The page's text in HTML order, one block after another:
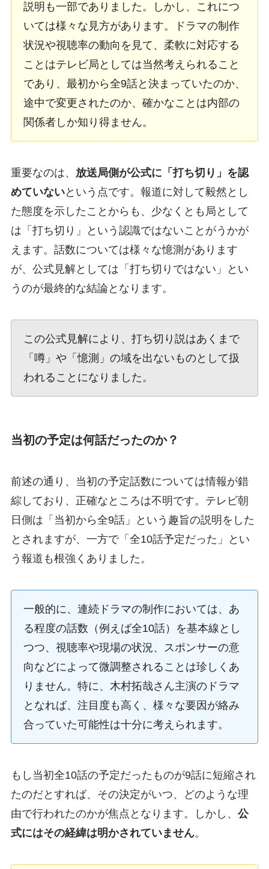
説明も一部でありました。しかし、これにつ
いては様々な見方があります。ドラマの制作
状況や視聴率の動向を見て、柔軟に対応する
ことはテレビ局としては当然考えられること
であり、最初から全9話と決まっていたのか、
途中で変更されたのか、確かなことは内部の
関係者しか知り得ません。
重要なのは、 放送局側が公式に「打ち切り」を認
めていないという点です。報道に対して毅然とし
た態度を示したことからも、少なくとも局として
は「打ち切り」という認識ではないことがうかが
えます。話数については様々な憶測があります
が、公式見解としては「打ち切りではない」とい
うのが最終的な結論となります。
この公式見解により、打ち切り説はあくまで
「噂」や「憶測」の域を出ないものとして扱
われることになりました。
当初の予定は何話だったのか？
前述の通り、当初の予定話数については情報が錯
綜しており、正確なところは不明です。テレビ朝
日側は「当初から全9話」という趣旨の説明をした
とされますが、一方で「全10話予定だった」とい
う報道も根強くありました。
一般的に、連続ドラマの制作においては、あ
る程度の話数（例えば全10話）を基本線とし
つつ、視聴率や現場の状況、スポンサーの意
向などによって微調整されることは珍しくあ
りません。特に、木村拓哉さん主演のドラマ
となれば、注目度も高く、様々な要因が絡み
合っていた可能性は十分に考えられます。
もし当初全10話の予定だったものが9話に短縮され
たのだとすれば、その決定がいつ、どのような理
由で行われたのかが焦点となります。しかし、 公
式にはその経緯は明かされていません。